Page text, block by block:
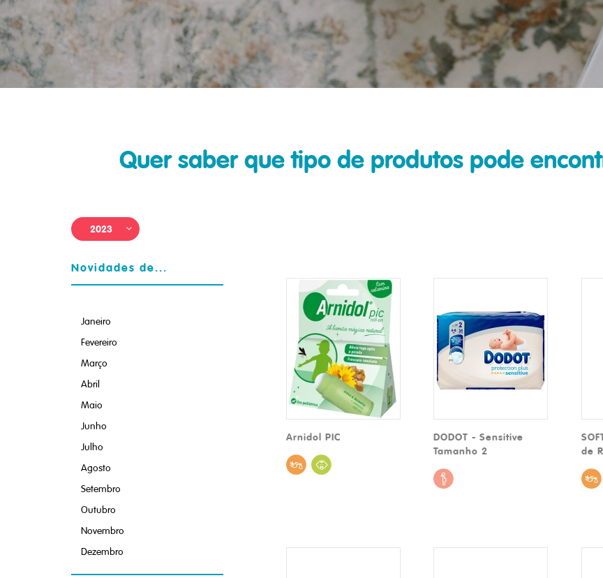
Quer saber que tipo de produtos pode
2023
Novidades de...
Janeiro
Fevereiro
Março
Abril
Maio
Junho
Julho
Agosto
Setembro
Outubro
Novembro
Dezembro
Arnidol PIC
DODOT - Sensitive
Tamanho 2
de